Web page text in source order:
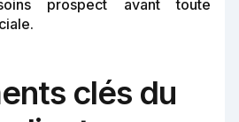
prospect avant toute
clés du